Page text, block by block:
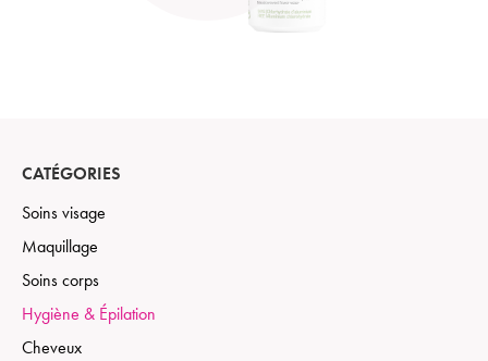
LE
CATÉGORIES
Soins visage
Maquillage
Soins corps
Hygiène & Épilation
Cheveux